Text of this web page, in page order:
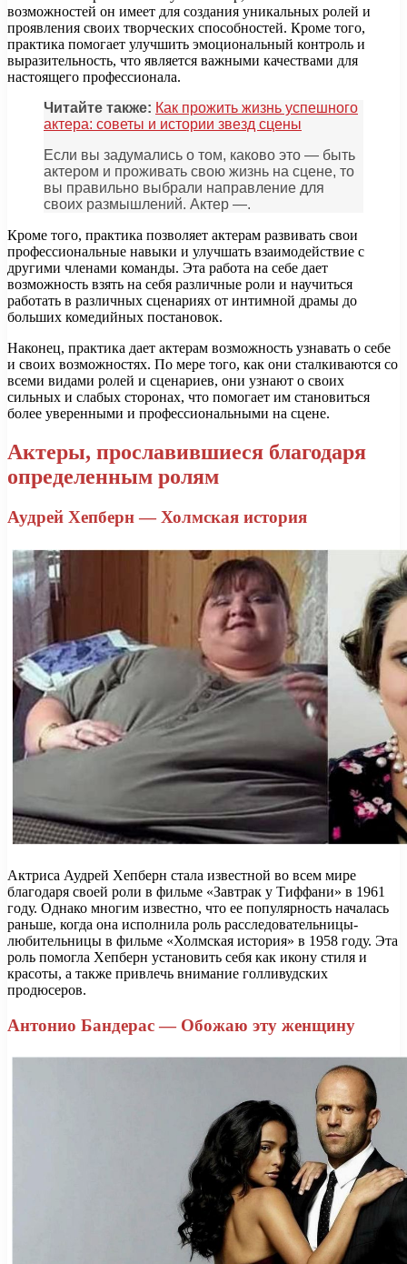
возможностей он имеет для создания уникальных ролей и
проявления своих творческих способностей. Кроме того,
практика помогает улучшить эмоциональный контроль и
выразительность, что является важными качествами для
настоящего профессионала.
Читайте также: Как прожить жизнь успешного
актера: советы и истории звезд сцены
Если вы задумались о том, каково это — быть
актером и проживать свою жизнь на сцене, то
вы правильно выбрали направление для
своих размышлений. Актер —.
Кроме того, практика позволяет актерам развивать свои
профессиональные навыки и улучшать взаимодействие с
другими членами команды. Эта работа на себе дает
возможность взять на себя различные роли и научиться
работать в различных сценариях от интимной драмы до
больших комедийных постановок.
Наконец, практика дает актерам возможность узнавать о себе
и своих возможностях. По мере того, как они сталкиваются со
всеми видами ролей и сценариев, они узнают о своих
сильных и слабых сторонах, что помогает им становиться
более уверенными и профессиональными на сцене.
Актеры, прославившиеся благодаря
определенным ролям
Аудрей Хепберн — Холмская история
Актриса Аудрей Хепберн стала известной во всем мире
благодаря своей роли в фильме «Завтрак у Тиффани» в 1961
году. Однако многим известно, что ее популярность началась
раньше, когда она исполнила роль расследовательницы-
любительницы в фильме «Холмская история» в 1958 году. Эта
роль помогла Хепберн установить себя как икону стиля и
красоты, а также привлечь внимание голливудских
продюсеров.
Антонио Бандерас — Обожаю эту женщину